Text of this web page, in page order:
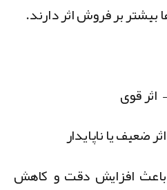
بر فروش اثر دارند.
قوی
یا ناپایدار
افزایش دقت و کاهش